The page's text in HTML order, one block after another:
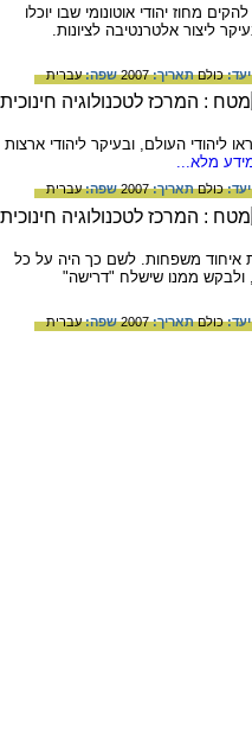
סמוך למנצ'וריה שבסין. ב- 1928 החליט סטלין להקים מחוז יהודי אוטונומי שבו יוכלו
ליצור אלטרנטיבה לציונות.
כולםתאריך:2007 שפה:עברית
מלחמת העולם השנייה - עד 1948. חברי הוועד קראו ליהודי העולם, ובעיקר ליהודי ארצות
מלא...
כולםתאריך:2007 שפה:עברית
איחוד משפחות. לשם כך היה על כל
ולבקש ממנו שישלח "דרישה"
כולםתאריך:2007 שפה:עברית